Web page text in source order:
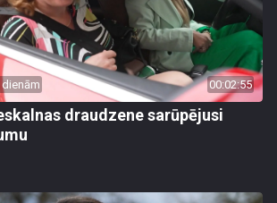
00:02:55
draudzene sarūpējusi